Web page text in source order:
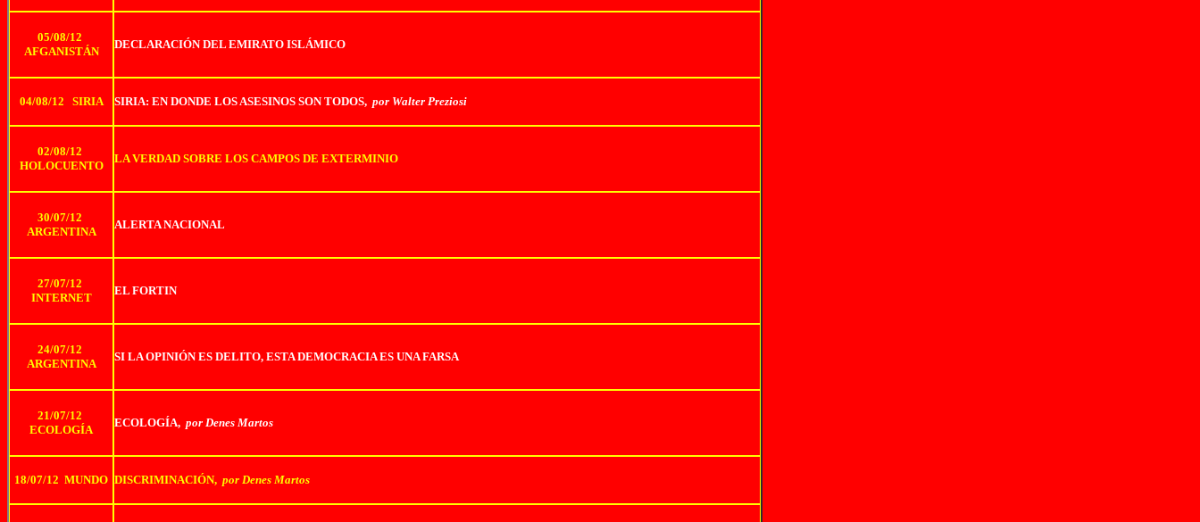
05/08/12
AFGANISTÁN
DECLARACIÓN DEL EMIRATO ISLÁMICO
04/08/12 SIRIA SIRIA: EN DONDE LOS ASESINOS SON TODOS, por Walter Preziosi
02/08/12
HOLOCUENTO
LA VERDAD SOBRE LOS CAMPOS DE EXTERMINIO
30/07/12
ARGENTINA
ALERTA NACIONAL
27/07/12
INTERNET
EL FORTIN
24/07/12
ARGENTINA
SI LA OPINIÓN ES DELITO, ESTA DEMOCRACIA ES UNA FARSA
21/07/12
ECOLOGÍA
ECOLOGÍA, por Denes Martos
18/07/12 MUNDO DISCRIMINACIÓN, por Denes Martos